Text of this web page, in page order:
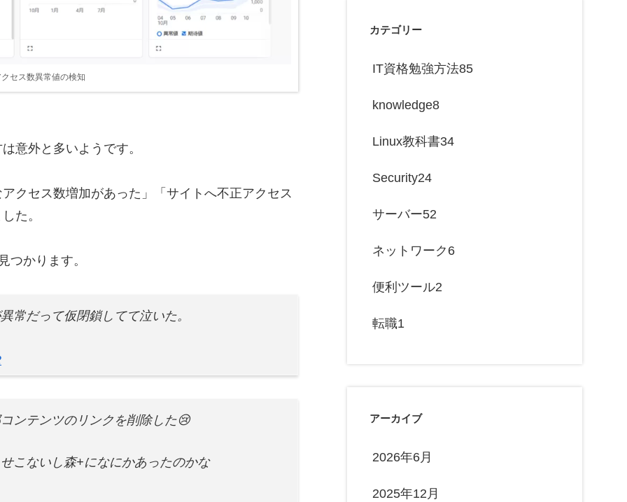
セス数異常値の検知
意外と多いようです。
クセス数増加があった」「サイトへ不正アクセス
た。
つかります。
常だって仮閉鎖してて泣いた。
ンテンツのリンクを削除した😢
こないし森+になにかあったのかな
カテゴリー
IT資格勉強方法85
knowledge8
Linux教科書34
Security24
サーバー52
ネットワーク 6
便利ツール2
転職1
アーカイブ
2026年6月
2025年12月